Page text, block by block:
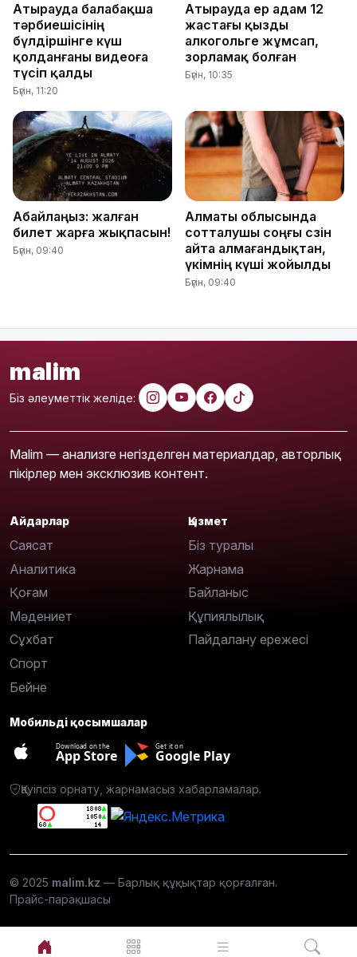
Атырауда балабақша
тәрбиешісінің
бүлдіршінге күш
қолданғаны видеоға
түсіп қалды
Бүгін, 11:20
Атырауда ер адам 12
жастағы қызды
алкогольге жұмсап,
зорламақ болған
Бүгін, 10:35
Абайлаңыз: жалған
билет жарға жықпасын!
Бүгін, 09:40
Алматы облысында
сотталушы соңғы сөзін
айта алмағандықтан,
үкімнің күші жойылды
Бүгін, 09:40
malim
Біз әлеуметтік желіде:
Malim — анализге негізделген материалдар, авторлық
пікірлер мен эксклюзив контент.
Айдарлар
Саясат
Аналитика
Қоғам
Мәдениет
Сұхбат
Спорт
Бейне
Қызмет
Біз туралы
Жарнама
Байланыс
Құпиялылық
Пайдалану ережесі
Мобильді қосымшалар
Download on the
App Store
Get it on
Google Play
Қауіпсіз орнату, жарнамасыз хабарламалар.
© 2025 malim.kz — Барлық құқықтар қорғалған.
Прайс-парақшасы